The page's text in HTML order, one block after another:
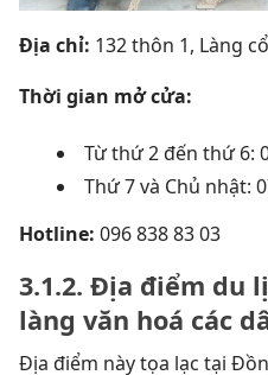
Địa chỉ: 132 thôn 1, Làng
Thời gian mở cửa:
Từ thứ 2 đến thứ 6:
Thứ 7 và Chủ nhật:
Hotline: 096 838 83 03
3.1.2. Địa điểm du
làng văn hoá các
Địa điểm này tọa lạc tại